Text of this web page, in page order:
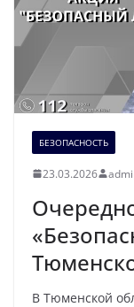
БЕЗОПАСНОСТЬ
23.03.2026
В Тюменской